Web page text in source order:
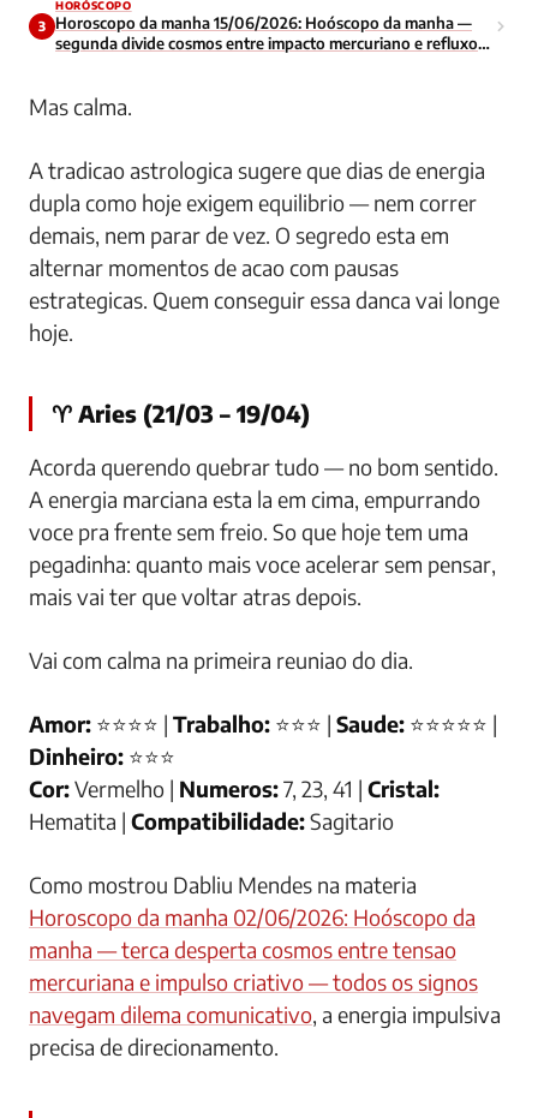
3
HORÓSCOPO
Horoscopo da manha 15/06/2026: Hoóscopo da manha —
segunda divide cosmos entre impacto mercuriano e refluxo
Mas calma.
A tradicao astrologica sugere que dias de energia
dupla como hoje exigem equilibrio — nem correr
demais, nem parar de vez. O segredo esta em
alternar momentos de acao com pausas
estrategicas. Quem conseguir essa danca vai longe
hoje.
♈ Aries (21/03 – 19/04)
Acorda querendo quebrar tudo — no bom sentido.
A energia marciana esta la em cima, empurrando
voce pra frente sem freio. So que hoje tem uma
pegadinha: quanto mais voce acelerar sem pensar,
mais vai ter que voltar atras depois.
Vai com calma na primeira reuniao do dia.
Amor: ⭐⭐⭐⭐ | Trabalho: ⭐⭐⭐ | Saude: ⭐⭐⭐⭐⭐ |
Dinheiro: ⭐⭐⭐
Cor:Vermelho | Numeros:7, 23, 41 | Cristal:
Hematita | Compatibilidade:Sagitario
Como mostrou Dabliu Mendes na materia
Horoscopo da manha 02/06/2026: Hoóscopo da
manha — terca desperta cosmos entre tensao
mercuriana e impulso criativo — todos os signos
navegam dilema comunicativo, a energia impulsiva
precisa de direcionamento.